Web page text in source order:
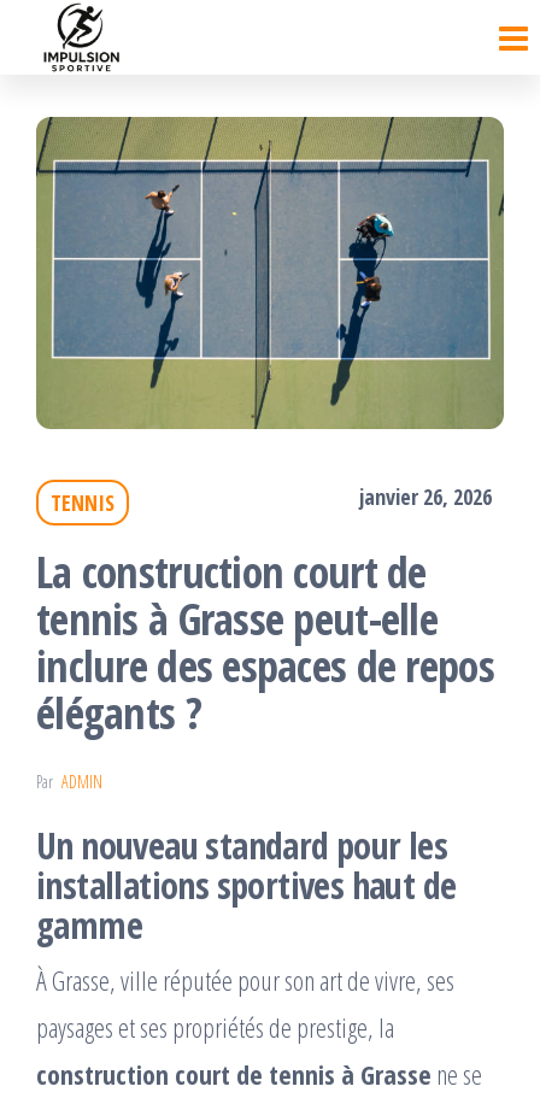
contenu
TENNIS janvier 26, 2026
La construction court de
tennis à Grasse peut-elle
inclure des espaces de repos
élégants ?
Par ADMIN
Un nouveau standard pour les
installations sportives haut de
gamme
À Grasse, ville réputée pour son art de vivre, ses
paysages et ses propriétés de prestige, la
construction court de tennis à Grasse ne se